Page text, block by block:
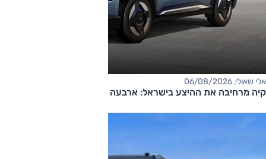
אלי שאולי, 06/08/2026
קיה מרחיבה את ההיצע בישראל: ארבעה דגמים חדשים בדרך